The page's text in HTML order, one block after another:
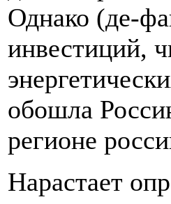
Однако (де-
инвестиций,
обошла
регионе
Нарастает